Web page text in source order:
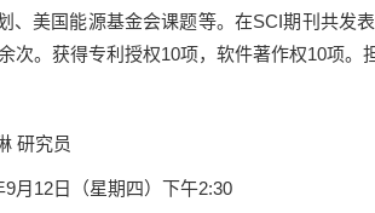
、美国能源基金会课题等。在SCI期刊共发
次。获得专利授权10项，软件著作权10项。
研究员
9月12日（星期四）下午2:30